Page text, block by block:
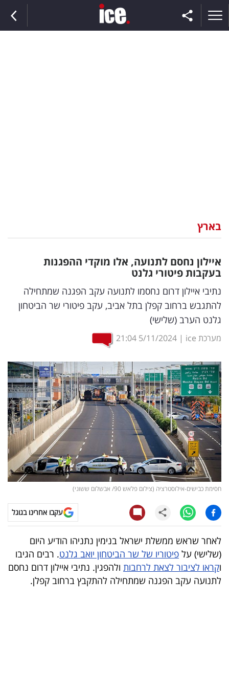
וצרכנות
דיגיטל
וטק
שיווק
ופרסום
מדדים
ומחקרים
דעות
רכילות
עסקית
קריפטו
ויראלי
טלוויזיה
עסקי
ספורט
בארץ
איילון נחסם לתנועה, אלו מוקדי ההפגנות
בעקבות פיטורי גלנט
נתיבי איילון דרום נחסמו לתנועה עקב הפגנה שמתחילה
להתגבש ברחוב קפלן בתל אביב, עקב פיטורי שר הביטחון
גלנט הערב (שלישי)
מערכת ice |
5/11/2024
21:04
חסימת כבישים-אילוסטרציה (צילום פלאש 90/ אבשלום ששוני)
עקבו אחרינו בגוגל
לאחר שראש ממשלת ישראל בנימין נתניהו הודיע היום
(שלישי) על פיטוריו של שר הביטחון יואב גלנט. רבים הגיבו
וקראו לציבור לצאת לרחבות ולהפגין. נתיבי איילון דרום נחסם
לתנועה עקב הפגנה שמתחילה להתקבץ ברחוב קפלן.